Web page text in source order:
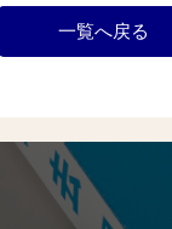
一覧へ戻る